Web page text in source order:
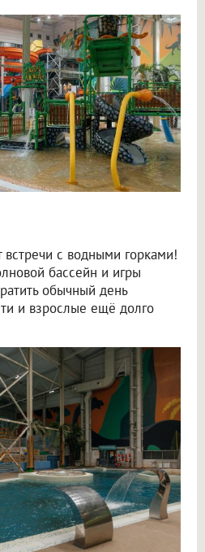
с водными горками!
бассейн и игры
обычный день
и взрослые ещё долго